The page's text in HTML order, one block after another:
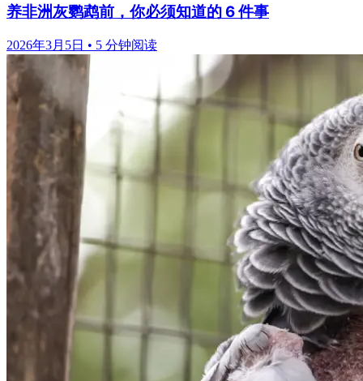
养非洲灰鹦鹉前，你必须知道的 6 件事
2026年3月5日 • 5 分钟阅读